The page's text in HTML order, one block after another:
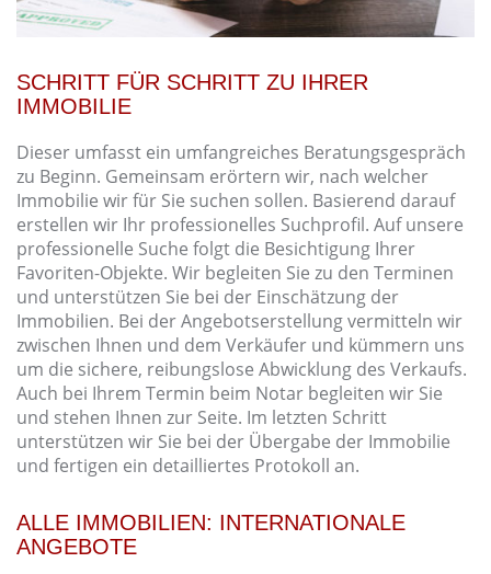
SCHRITT FÜR SCHRITT ZU IHRER
IMMOBILIE
Dieser umfasst ein umfangreiches Beratungsgespräch
zu Beginn. Gemeinsam erörtern wir, nach welcher
Immobilie wir für Sie suchen sollen. Basierend darauf
erstellen wir Ihr professionelles Suchprofil. Auf unsere
professionelle Suche folgt die Besichtigung Ihrer
Favoriten-Objekte. Wir begleiten Sie zu den Terminen
und unterstützen Sie bei der Einschätzung der
Immobilien. Bei der Angebotserstellung vermitteln wir
zwischen Ihnen und dem Verkäufer und kümmern uns
um die sichere, reibungslose Abwicklung des Verkaufs.
Auch bei Ihrem Termin beim Notar begleiten wir Sie
und stehen Ihnen zur Seite. Im letzten Schritt
unterstützen wir Sie bei der Übergabe der Immobilie
und fertigen ein detailliertes Protokoll an.
ALLE IMMOBILIEN: INTERNATIONALE
ANGEBOTE